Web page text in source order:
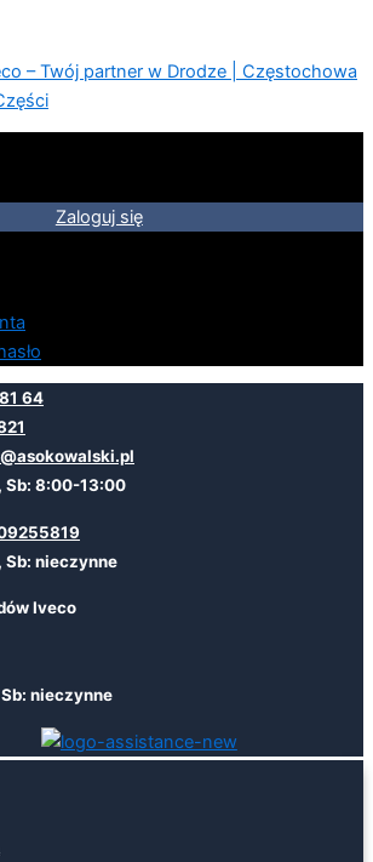
– Twój partner w Drodze | Częstochowa
Zaloguj się
64
Sb: 8:00-13:00
Sb: nieczynne
Iveco
nieczynne